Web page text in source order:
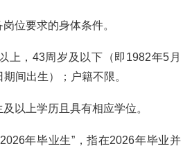
位要求的身体条件。
上，43周岁及以下（即1982年5月
间出生）；户籍不限。
以上学历且具有相应学位。
年毕业生”，指在2026年毕业并